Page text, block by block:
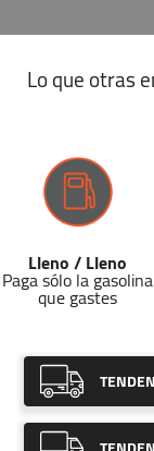
Lo que otras
Lleno / Lleno
Paga sólo la gasolina
que gastes